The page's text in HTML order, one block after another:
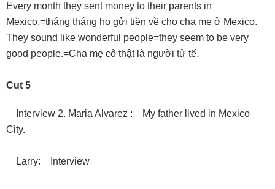
Every month they sent money to their parents in
Mexico.=tháng tháng họ gửi tiền về cho cha mẹ ở Mexico.
They sound like wonderful people=they seem to be very
good people.=Cha mẹ cô thật là người tử tế.
Cut 5
Interview 2. Maria Alvarez : My father lived in Mexico
City.
Larry: Interview